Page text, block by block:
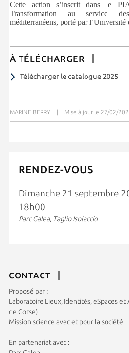
Cette action s’inscrit dans le
Transformation au service
méditerranéens, porté par l’Université
À TÉLÉCHARGER
Télécharger le catalogue 2025
MARINE BERRY | Mise à jour le 27/02/
RENDEZ-VOUS
Dimanche 21 septembre
18h00
Parc Galea, Taglio Isolaccio
CONTACT
Proposé par :
Laboratoire Lieux, Identités, eSpaces et
de Corse)
Mission science avec et pour la société
En partenariat avec :